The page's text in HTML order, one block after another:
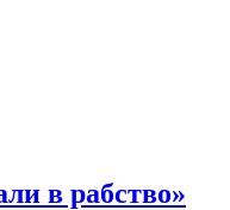
в рабство»